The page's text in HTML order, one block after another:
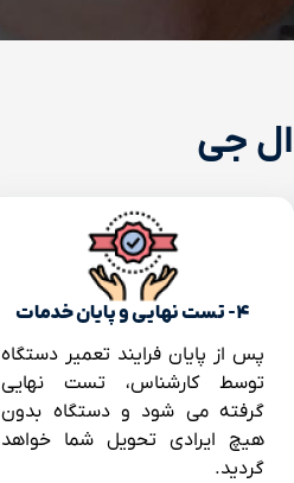
ال جی
۴- تست نهایی و پایان خدمات
پس از پایان فرایند تعمیر دستگاه
توسط کارشناس، تست نهایی
گرفته می شود و دستگاه بدون
هیچ ایرادی تحویل شما خواهد
گردید.